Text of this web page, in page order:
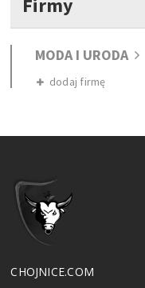
Firmy
MODA I URODA
dodaj firmę
CHOJNICE.COM